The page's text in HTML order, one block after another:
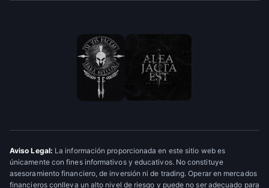
Aviso Legal: La información proporcionada en este sitio web es
únicamente con fines informativos y educativos. No constituye
asesoramiento financiero, de inversión ni de trading. Operar en mercados
financieros conlleva un alto nivel de riesgo y puede no ser adecuado para